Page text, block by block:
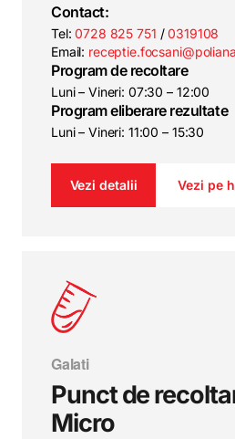
Contact:
Tel:0728 825 751 /0319108
Email:
Program de recoltare
Luni – Vineri: 07:30 – 12:00
Program eliberare rezultate
Luni – Vineri: 11:00 – 15:30
Vezi detalii Vezi pe
Galati
Punct de
Micro